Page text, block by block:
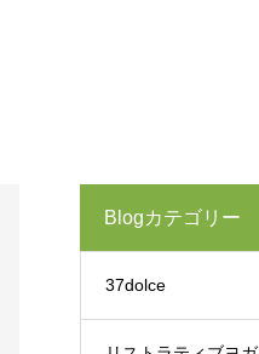
Blogカテゴリー
37dolce